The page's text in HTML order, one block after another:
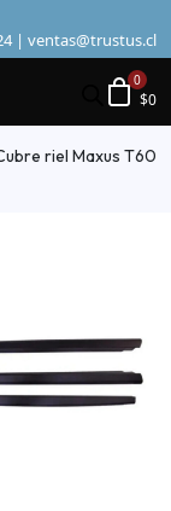
| ventas@trustus.cl
$0
riel Maxus T60